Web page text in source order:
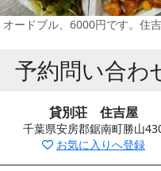
オードブル、6000円です。住
予約問い合わ
貸別荘 住吉屋
千葉県安房郡鋸南町勝山
お気に入りへ登録